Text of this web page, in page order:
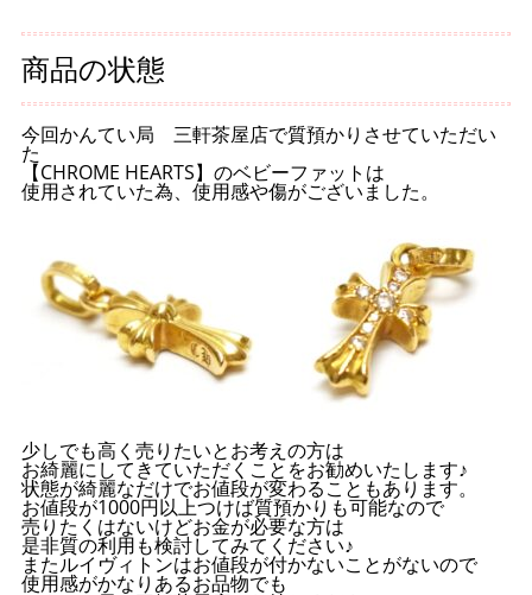
商品の状態
今回かんてい局 三軒茶屋店で質預かりさせていただい
た
【CHROME HEARTS】のベビーファットは
使用されていた為、使用感や傷がございました。
少しでも高く売りたいとお考えの方は
お綺麗にしてきていただくことをお勧めいたします♪
状態が綺麗なだけでお値段が変わることもあります。
お値段が1000円以上つけば質預かりも可能なので
売りたくはないけどお金が必要な方は
是非質の利用も検討してみてください♪
またルイヴィトンはお値段が付かないことがないので
使用感がかなりあるお品物でも